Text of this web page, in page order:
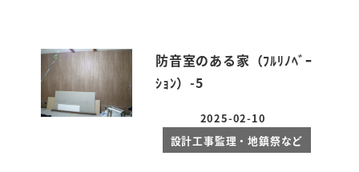
防音室のある家（ﾌﾙﾘﾉﾍﾞｰ
ｼｮﾝ）-5
投稿日
2025-02-10
設計工事監理・地鎮祭など